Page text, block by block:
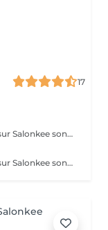
17
Veuillez prendre note que les prix indiqués sur Salonkee sont communiqués à titre informatif et s'entendent de base. Ces derniers sont susceptibles de varier selon le diagnostic réalisé à votre arrivée au salon et l'expertise du professionnel à qui vous confiez votre beauté. Dans tous les cas, un devis précis vous sera proposé et toutes réalisations de prestations seront effectuées avec votre accord. Un grand merci d'avance pour votre compréhension. Au plaisir de vous recevoir très vite.
Veuillez prendre note que les prix indiqués sur Salonkee sont communiqués à titre informatif et s'entendent de base. Ces derniers sont susceptibles de varier selon le diagnostic réalisé à votre arrivée au salon et l'expertise du professionnel à qui vous confiez votre beauté. Dans tous les cas, un devis précis vous sera proposé et toutes réalisations de prestations seront effectuées avec votre accord. Un grand merci d'avance pour votre compréhension. Au plaisir de vous recevoir très vite.